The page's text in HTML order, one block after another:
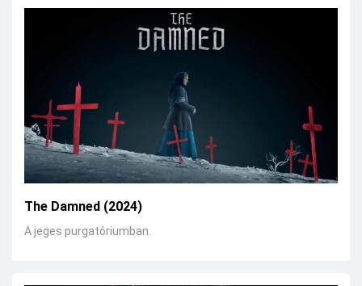
The Damned (2024)
A jeges purgatóriumban.